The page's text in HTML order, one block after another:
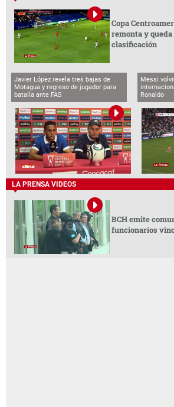
Copa
remonta y queda
clasificación
Javier López revela tres bajas de
Motagua y regreso de jugador para
batalla ante FAS
Messi
Ronaldo
LA PRENSA VIDEOS
BCH emite
funcionarios